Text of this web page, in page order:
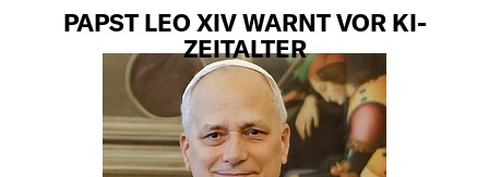
PAPST LEO XIV WARNT VOR KI-
ZEITALTER